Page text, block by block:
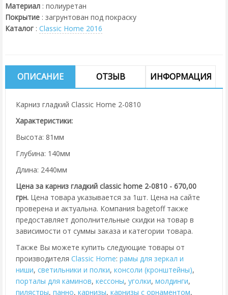
Материал : полиуретан
Покрытие : загрунтован под покраску
Каталог : Classic Home 2016
ОПИСАНИЕ ОТЗЫВ ИНФОРМАЦИЯ
Карниз гладкий Classic Home 2-0810
Характеристики:
Высота: 81мм
Глубина: 140мм
Длина: 2440мм
Цена за карниз гладкий classic home 2-0810 - 670,00
грн. Цена товара указывается за 1шт. Цена на сайте
проверена и актуальна. Компания bagetoff также
предоставляет дополнительные скидки на товар в
зависимости от суммы заказа и категории товара.
Также Вы можете купить следующие товары от
производителя Classic Home: рамы для зеркал и
ниши, cветильники и полки, консоли (кронштейны),
порталы для каминов, кессоны, уголки, молдинги,
пилястры, панно, карнизы, карнизы с орнаментом,